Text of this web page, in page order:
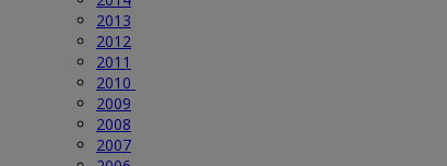
2013
2012
2011
2010
2009
2008
2007